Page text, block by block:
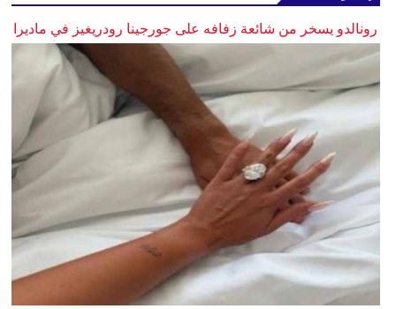
رونالدو يسخر من شائعة زفافه على جورجينا رودريغيز في ماديرا